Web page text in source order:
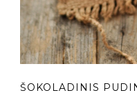
ŠOKOLADINIS